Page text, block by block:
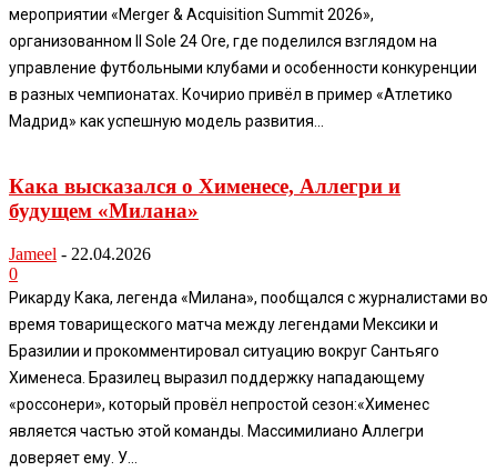
мероприятии «Merger & Acquisition Summit 2026»,
организованном Il Sole 24 Ore, где поделился взглядом на
управление футбольными клубами и особенности конкуренции
в разных чемпионатах. Кочирио привёл в пример «Атлетико
Мадрид» как успешную модель развития...
Кака высказался о Хименесе, Аллегри и
будущем «Милана»
Jameel - 22.04.2026
0
Рикарду Кака, легенда «Милана», пообщался с журналистами во
время товарищеского матча между легендами Мексики и
Бразилии и прокомментировал ситуацию вокруг Сантьяго
Хименеса. Бразилец выразил поддержку нападающему
«россонери», который провёл непростой сезон:«Хименес
является частью этой команды. Массимилиано Аллегри
доверяет ему. У...